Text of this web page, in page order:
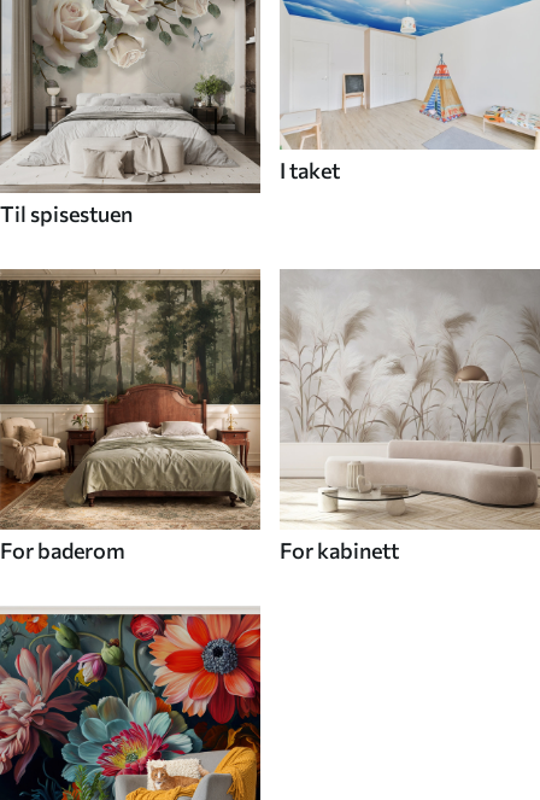
Til spisestuen
I taket
For baderom For kabinett